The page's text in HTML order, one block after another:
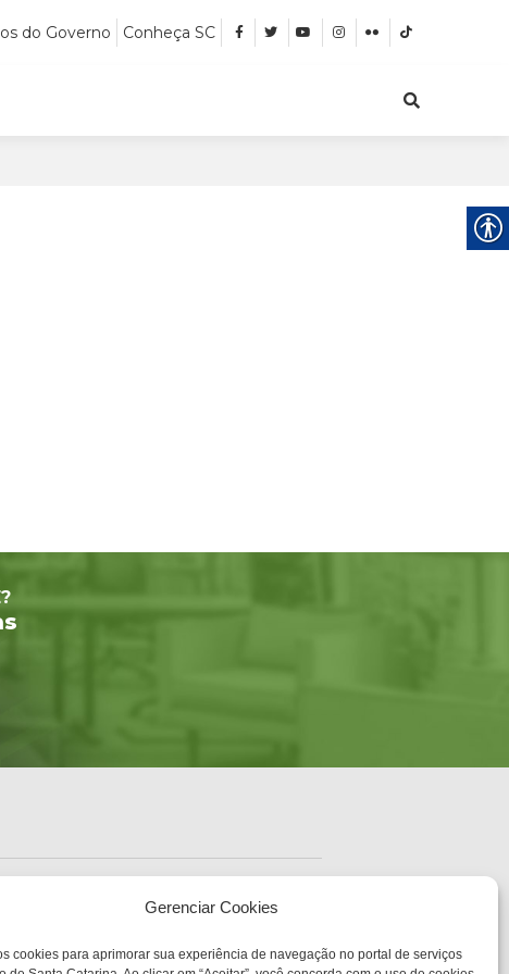
Gerenciar Cookies
cookies para aprimorar sua experiência de navegação no portal de serviços
do Governo Conheça SC
ENDEREÇO
Sede Administrativa Central
Bairro: